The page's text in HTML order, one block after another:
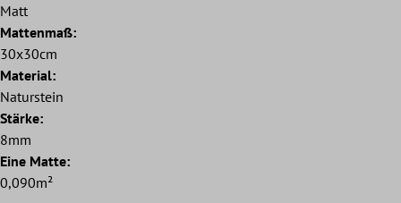
Matt
Mattenmaß:
30x30cm
Material:
Naturstein
Stärke:
8mm
Eine Matte:
0,090m²